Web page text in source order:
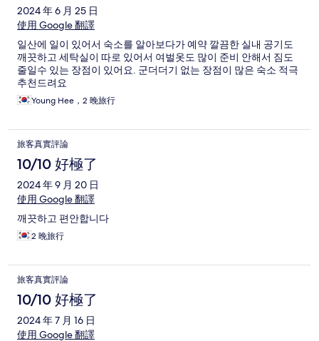
2024 年 6 月 25 日
使用 Google 翻譯
일산에 일이 있어서 숙소를 알아보다가 예약 깔끔한 실내 공기도
깨끗하고 세탁실이 따로 있어서 여벌옷도 많이 준비 안해서 짐도
줄일수 있는 장점이 있어요. 군더더기 없는 장점이 많은 숙소 적극
추천드려요
Young Hee，2 晚旅行
旅客真實評論
10/10 好極了
2024 年 9 月 20 日
使用 Google 翻譯
깨끗하고 편안합니다
2 晚旅行
旅客真實評論
10/10 好極了
2024 年 7 月 16 日
使用 Google 翻譯